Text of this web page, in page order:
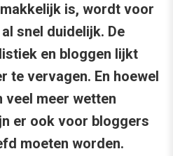
is, wordt voor
snel duidelijk. De
en bloggen lijkt
te vervagen. En hoewel
veel meer wetten
er ook voor bloggers
moeten worden.